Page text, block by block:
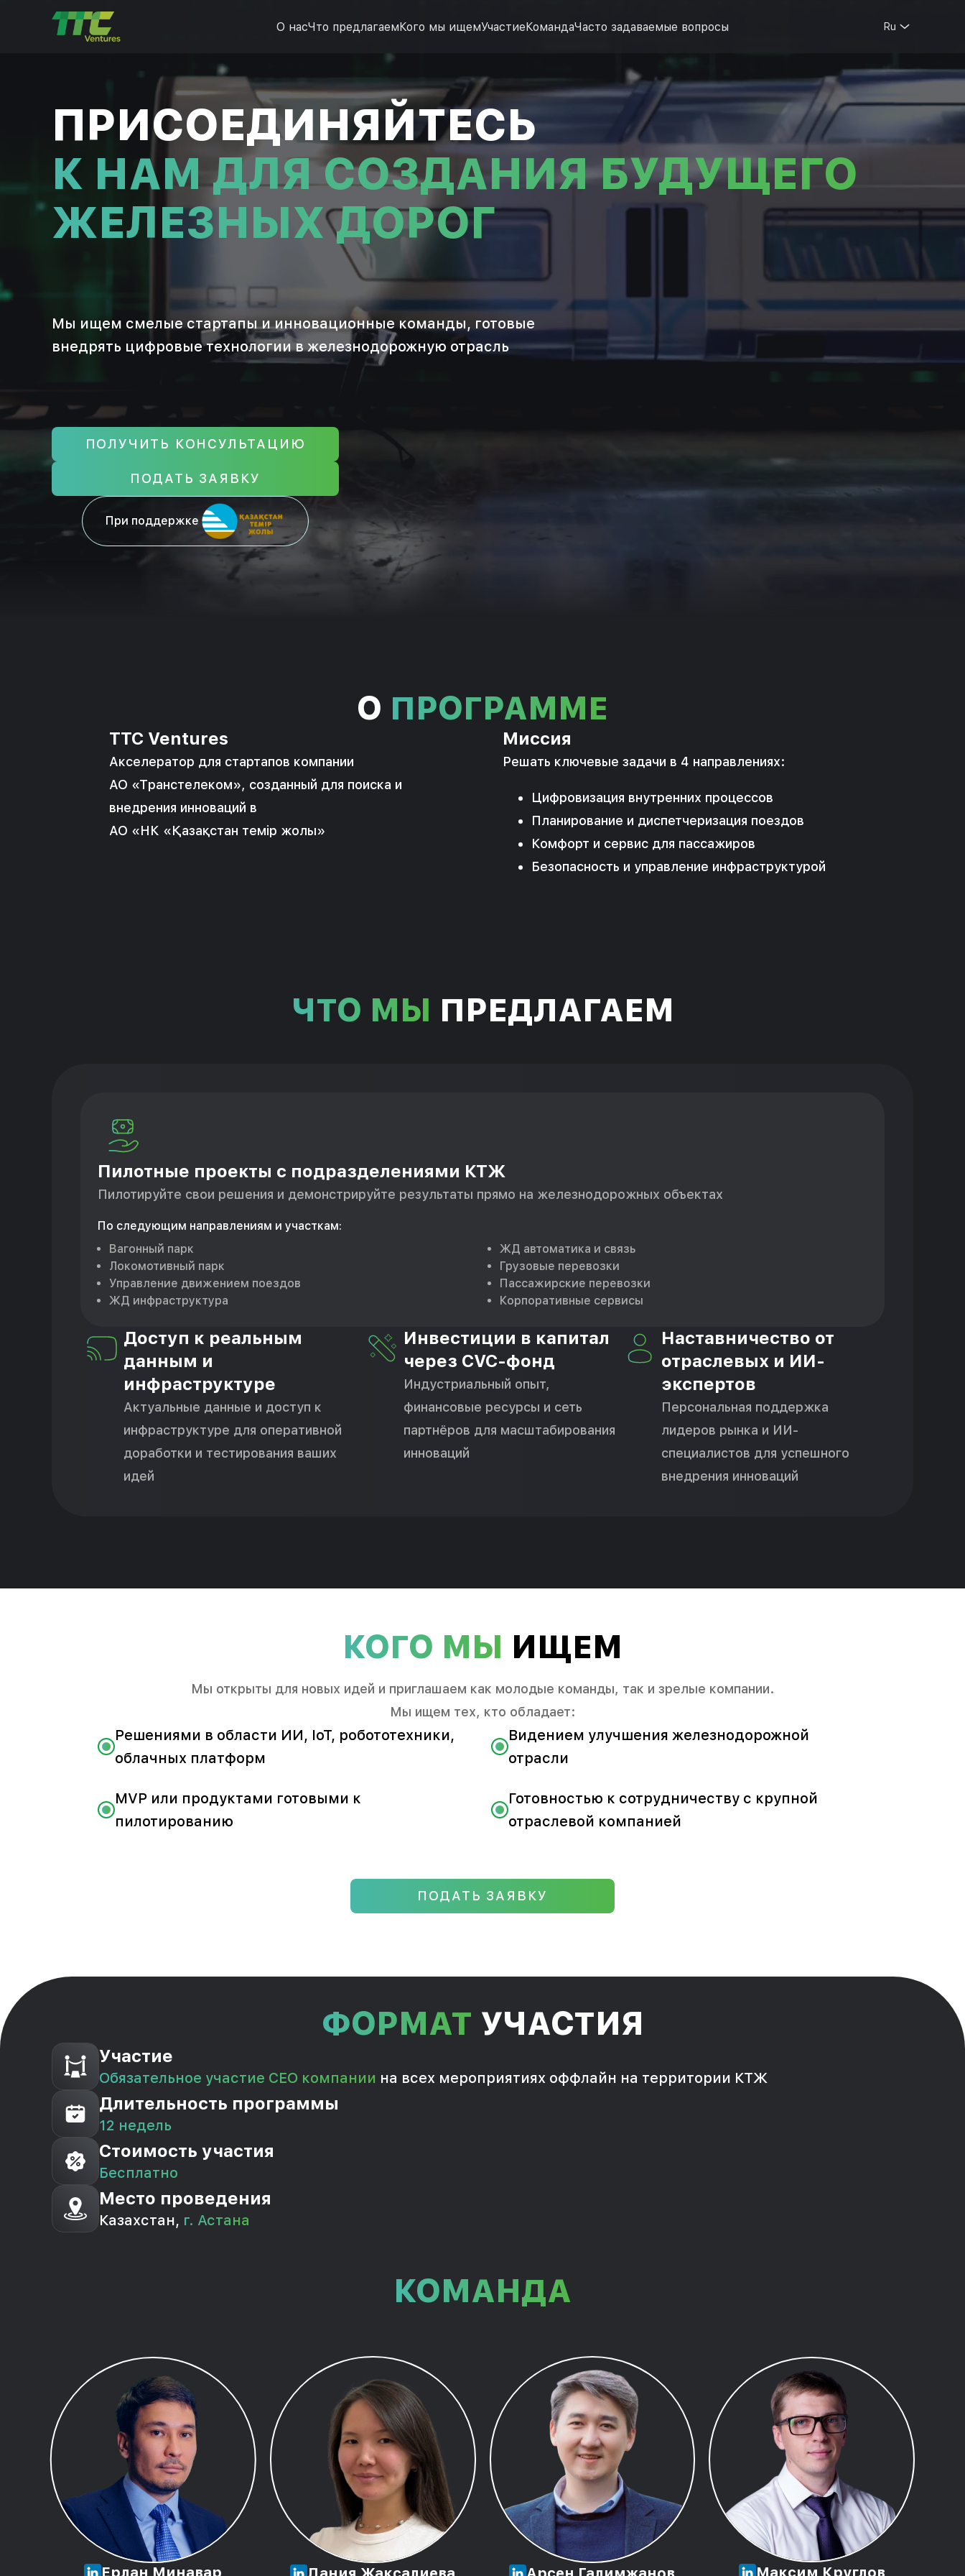
О насЧто предлагаемКого мы ищемУчастиеКомандаЧасто задаваемые вопросы Ru
КОМАНДА
ПРИСОЕДИНЯЙТЕСЬ
К НАМ ДЛЯ СОЗДАНИЯ БУДУЩЕГО
ЖЕЛЕЗНЫХ ДОРОГ
Мы ищем смелые стартапы и инновационные команды, готовые
внедрять цифровые технологии в железнодорожную отрасль
ПОЛУЧИТЬ КОНСУЛЬТАЦИЮ
ПОДАТЬ ЗАЯВКУ
При поддержке
О ПРОГРАММЕ
TTC Ventures
Акселератор для стартапов компании
АО «Транстелеком», созданный для поиска и
внедрения инноваций в
АО «НК «Қазақстан темір жолы»
Миссия
Решать ключевые задачи в 4 направлениях:
Цифровизация внутренних процессов
Планирование и диспетчеризация поездов
Комфорт и сервис для пассажиров
Безопасность и управление инфраструктурой
ЧТО МЫ ПРЕДЛАГАЕМ
Пилотные проекты с подразделениями КТЖ
Пилотируйте свои решения и демонстрируйте результаты прямо на железнодорожных объектах
По следующим направлениям и участкам:
Вагонный парк
Локомотивный парк
Управление движением поездов
ЖД инфраструктура
ЖД автоматика и связь
Грузовые перевозки
Пассажирские перевозки
Корпоративные сервисы
Доступ к реальным
данным и
инфраструктуре
Актуальные данные и доступ к
инфраструктуре для оперативной
доработки и тестирования ваших
идей
Инвестиции в капитал
через CVC-фонд
Индустриальный опыт,
финансовые ресурсы и сеть
партнёров для масштабирования
инноваций
Наставничество от
отраслевых и ИИ-
экспертов
Персональная поддержка
лидеров рынка и ИИ-
специалистов для успешного
внедрения инноваций
КОГО МЫ ИЩЕМ
Мы открыты для новых идей и приглашаем как молодые команды, так и зрелые компании.
Мы ищем тех, кто обладает:
Решениями в области ИИ, IoT, робототехники,
облачных платформ
Видением улучшения железнодорожной
отрасли
MVP или продуктами готовыми к
пилотированию
Готовностью к сотрудничеству с крупной
отраслевой компанией
ПОДАТЬ ЗАЯВКУ
ФОРМАТ УЧАСТИЯ
Участие
Обязательное участие СЕО компании на всех мероприятиях оффлайн на территории КТЖ
Длительность программы
12 недель
Стоимость участия
Бесплатно
Место проведения
Казахстан, г. Астана
КОМАНДА